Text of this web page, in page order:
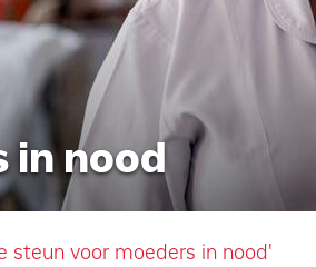
dossiers
verhalen
bedrijven
contact
in nood
steun voor moeders in nood'